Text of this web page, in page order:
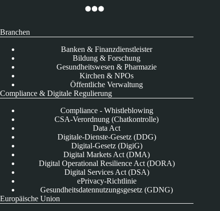
Branchen
Banken & Finanzdienstleister
Bildung & Forschung
Gesundheitswesen & Pharmazie
Kirchen & NPOs
Öffentliche Verwaltung
Compliance & Digitale Regulierung
Compliance - Whistleblowing
CSA-Verordnung (Chatkontrolle)
Data Act
Digitale-Dienste-Gesetz (DDG)
Digital-Gesetz (DigiG)
Digital Markets Act (DMA)
Digital Operational Resilience Act (DORA)
Digital Services Act (DSA)
ePrivacy-Richtlinie
Gesundheitsdatennutzungsgesetz (GDNG)
Europäische Union